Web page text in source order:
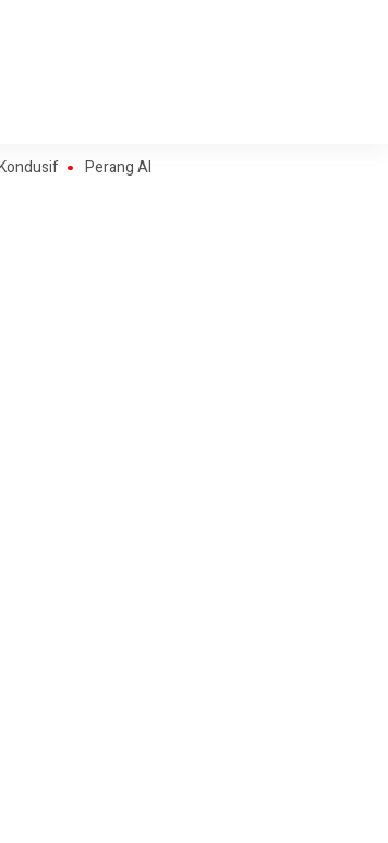
Perang Algoritma AI Makin Kompleks, Publik